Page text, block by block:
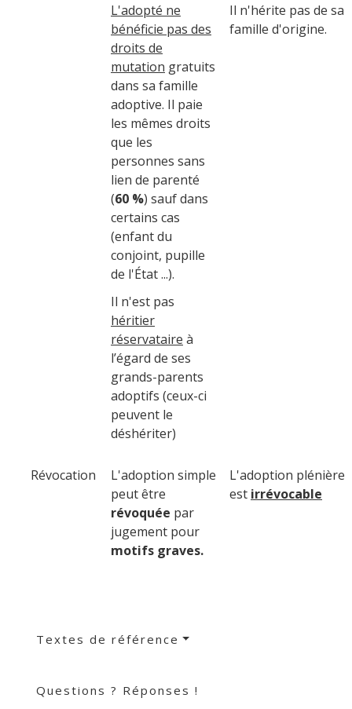
L'adopté ne
bénéficie pas des
droits de
mutation gratuits
dans sa famille
adoptive. Il paie
les mêmes droits
que les
personnes sans
lien de parenté
(60 %) sauf dans
certains cas
(enfant du
conjoint, pupille
de l'État ...).
Il n'est pas
héritier
réservataire à
l’égard de ses
grands-parents
adoptifs (ceux-ci
peuvent le
déshériter)
Il n'hérite pas de sa
famille d'origine.
Révocation
L'adoption simple
peut être
révoquée par
jugement pour
motifs graves.
L'adoption plénière
est irrévocable
Textes de référence
Questions ? Réponses !